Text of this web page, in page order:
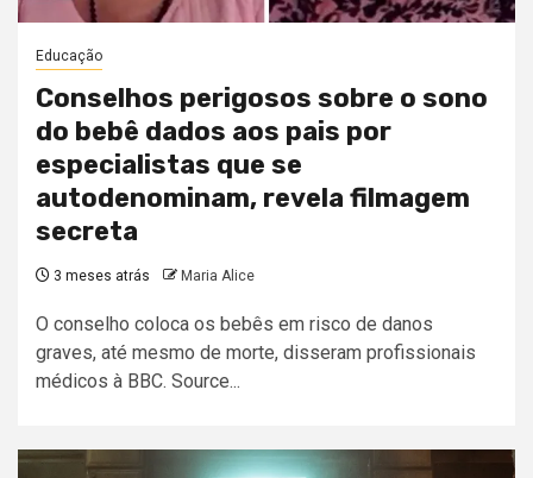
Educação
Conselhos perigosos sobre o sono
do bebê dados aos pais por
especialistas que se
autodenominam, revela filmagem
secreta
3 meses atrás Maria Alice
O conselho coloca os bebês em risco de danos
graves, até mesmo de morte, disseram profissionais
médicos à BBC. Source...